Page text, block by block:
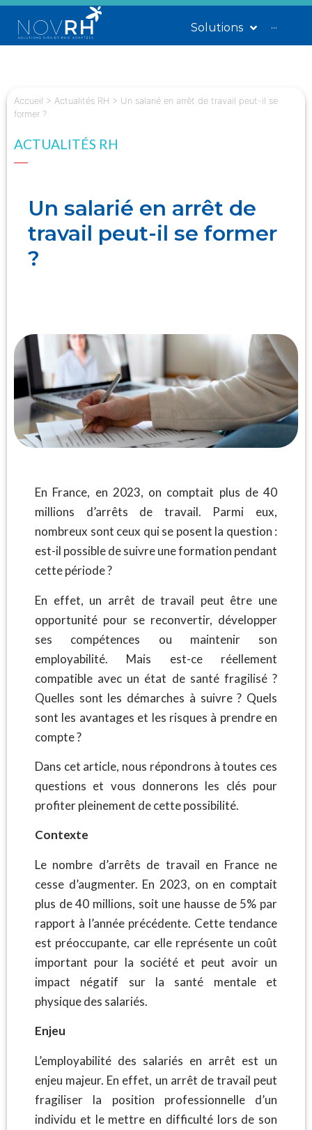
Solutions ···
Accueil > Actualités RH > Un salarié en arrêt de travail peut-il se
former ?
ACTUALITÉS RH
Un salarié en arrêt de
travail peut-il se former
?
En France, en 2023, on comptait plus de 40
millions d’arrêts de travail. Parmi eux,
nombreux sont ceux qui se posent la question :
est-il possible de suivre une formation pendant
cette période ?
En effet, un arrêt de travail peut être une
opportunité pour se reconvertir, développer
ses compétences ou maintenir son
employabilité. Mais est-ce réellement
compatible avec un état de santé fragilisé ?
Quelles sont les démarches à suivre ? Quels
sont les avantages et les risques à prendre en
compte ?
Dans cet article, nous répondrons à toutes ces
questions et vous donnerons les clés pour
profiter pleinement de cette possibilité.
Contexte
Le nombre d’arrêts de travail en France ne
cesse d’augmenter. En 2023, on en comptait
plus de 40 millions, soit une hausse de 5% par
rapport à l’année précédente. Cette tendance
est préoccupante, car elle représente un coût
important pour la société et peut avoir un
impact négatif sur la santé mentale et
physique des salariés.
Enjeu
L’employabilité des salariés en arrêt est un
enjeu majeur. En effet, un arrêt de travail peut
fragiliser la position professionnelle d’un
individu et le mettre en difficulté lors de son